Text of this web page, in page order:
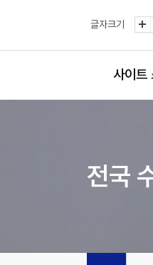
글자크기
사이트
전국